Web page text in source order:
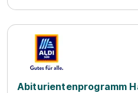
Abiturientenprogramm